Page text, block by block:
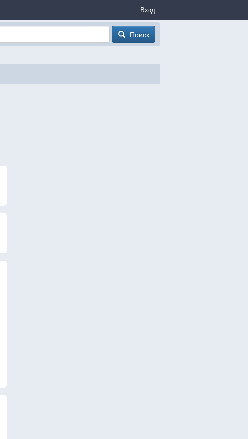
Вход
Поиск